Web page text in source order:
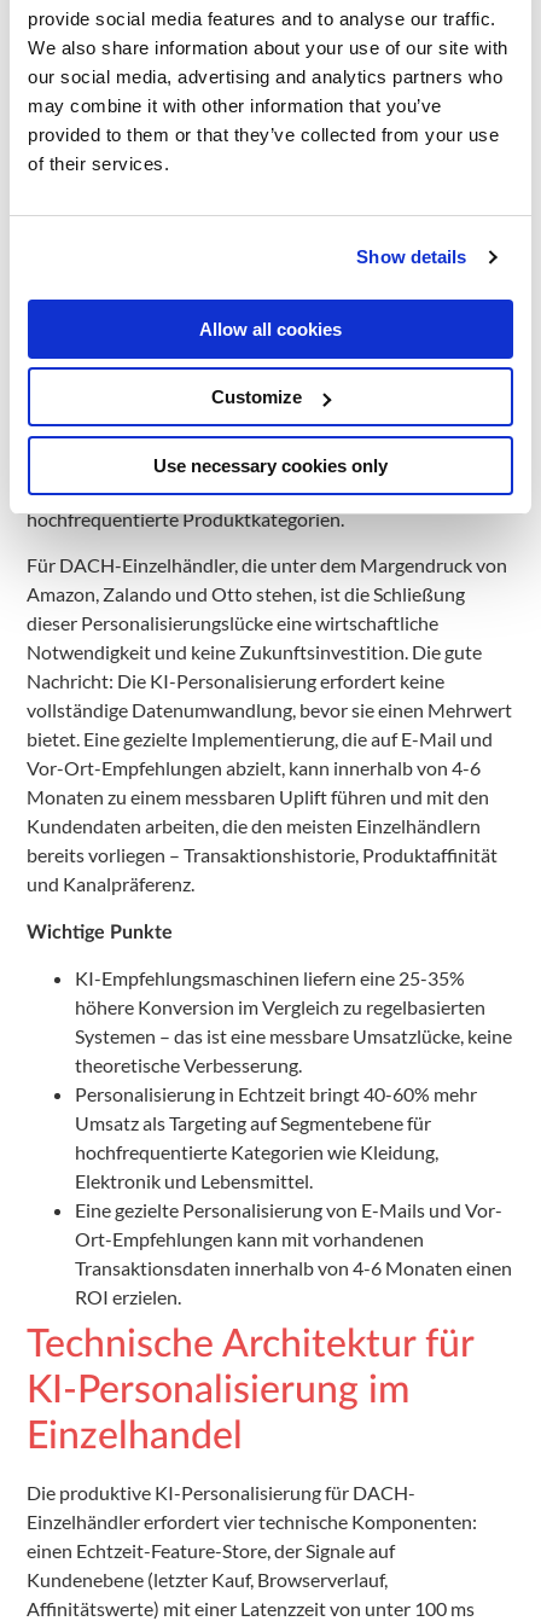
provide social media features and to analyse our traffic.
We also share information about your use of our site with
our social media, advertising and analytics partners who
may combine it with other information that you’ve
provided to them or that they’ve collected from your use
of their services.
Show details
Allow all cookies
Customize
Use necessary cookies only
DACH-Einzelhändler im
Vergleich zu digital-nativen
Wettbewerbern
regelbasierten Empfehlungsmaschinen, die immer noch
Empfehlungsmaschinen liefern 25-35% höhere
Konversionsraten als regelbasierte Systeme bei gleichem
Traffic. Dynamische Personalisierung auf der Grundlage
von Echtzeit-Verhaltenssignalen führt zu einer 40-60%
besseren Konversion als Targeting auf Segmentebene für
hochfrequentierte Produktkategorien.
Für DACH-Einzelhändler, die unter dem Margendruck von
Amazon, Zalando und Otto stehen, ist die Schließung
dieser Personalisierungslücke eine wirtschaftliche
Notwendigkeit und keine Zukunftsinvestition. Die gute
Nachricht: Die KI-Personalisierung erfordert keine
vollständige Datenumwandlung, bevor sie einen Mehrwert
bietet. Eine gezielte Implementierung, die auf E-Mail und
Vor-Ort-Empfehlungen abzielt, kann innerhalb von 4-6
Monaten zu einem messbaren Uplift führen und mit den
Kundendaten arbeiten, die den meisten Einzelhändlern
bereits vorliegen – Transaktionshistorie, Produktaffinität
und Kanalpräferenz.
Wichtige Punkte
KI-Empfehlungsmaschinen liefern eine 25-35%
höhere Konversion im Vergleich zu regelbasierten
Systemen – das ist eine messbare Umsatzlücke, keine
theoretische Verbesserung.
Personalisierung in Echtzeit bringt 40-60% mehr
Umsatz als Targeting auf Segmentebene für
hochfrequentierte Kategorien wie Kleidung,
Elektronik und Lebensmittel.
Eine gezielte Personalisierung von E-Mails und Vor-
Ort-Empfehlungen kann mit vorhandenen
Transaktionsdaten innerhalb von 4-6 Monaten einen
ROI erzielen.
Technische Architektur für
KI-Personalisierung im
Einzelhandel
Die produktive KI-Personalisierung für DACH-
Einzelhändler erfordert vier technische Komponenten:
einen Echtzeit-Feature-Store, der Signale auf
Kundenebene (letzter Kauf, Browserverlauf,
Affinitätswerte) mit einer Latenzzeit von unter 100 ms